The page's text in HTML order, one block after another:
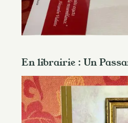
En librairie : Un